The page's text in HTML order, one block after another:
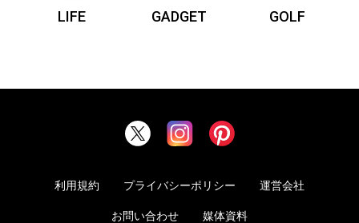
LIFE GADGET GOLF
利用規約 プライバシーポリシー 運営会社
お問い合わせ 媒体資料